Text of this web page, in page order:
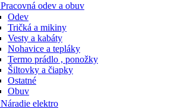
Pracovná odev a obuv
Odev
Tričká a mikiny
Vesty a kabáty
Nohavice a tepláky
Termo prádlo , ponožky
Šiltovky a čiapky
Ostatné
Obuv
Náradie elektro